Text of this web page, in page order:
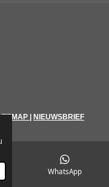
NIEUWSBRIEF
WhatsApp